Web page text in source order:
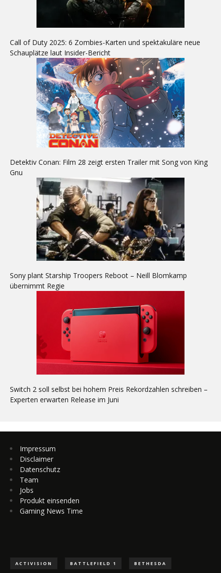
Call of Duty 2025: 6 Zombies-Karten und spektakuläre neue
Schauplätze laut Insider-Bericht
Detektiv Conan: Film 28 zeigt ersten Trailer mit Song von King
Gnu
Sony plant Starship Troopers Reboot – Neill Blomkamp
übernimmt Regie
Switch 2 soll selbst bei hohem Preis Rekordzahlen schreiben –
Experten erwarten Release im Juni
Impressum
Disclaimer
Datenschutz
Team
Jobs
Produkt einsenden
Gaming News Time
ACTIVISION BATTLEFIELD 1 BETHESDA